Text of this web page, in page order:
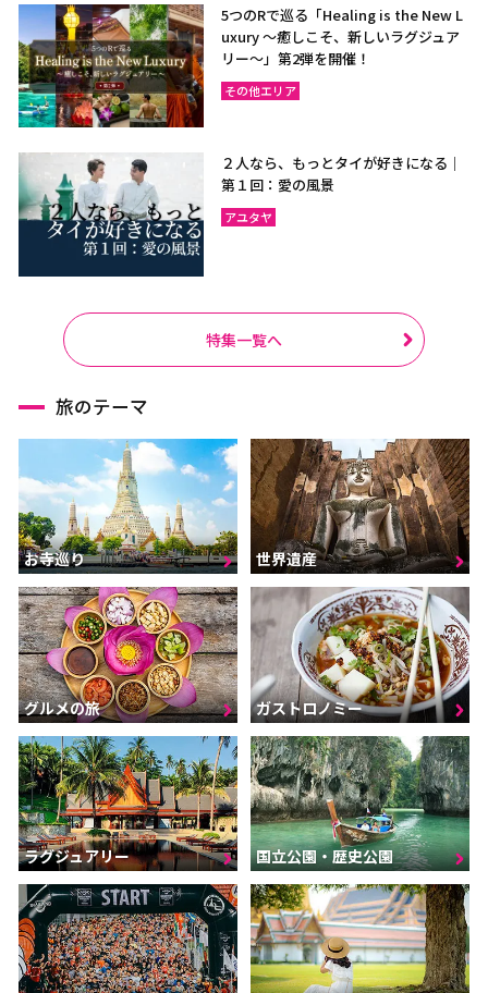
5つのRで巡る「Healing is the New L
uxury ～癒しこそ、新しいラグジュア
リー〜」第2弾を開催！
その他エリア
２人なら、もっとタイが好きになる｜
第１回：愛の風景
アユタヤ
特集一覧へ
旅のテーマ
お寺巡り 世界遺産
グルメの旅 ガストロノミー
ラグジュアリー 国立公園・歴史公園